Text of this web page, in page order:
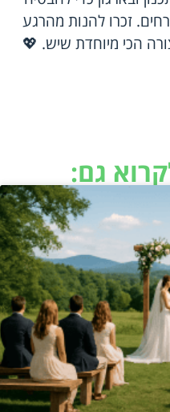
זכרו להנות מהרגע
הכי מיוחדת שיש. 💖
גם: